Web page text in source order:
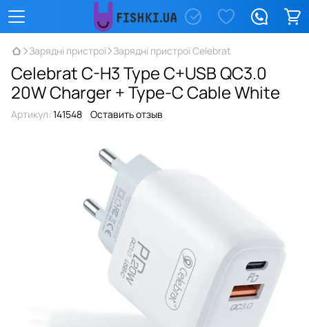
Зарядні пристрої Зарядні пристрої Celebrat
Celebrat C-H3 Type C+USB QC3.0
20W Charger + Type-C Cable White
Артикул: 141548 Оставить отзыв